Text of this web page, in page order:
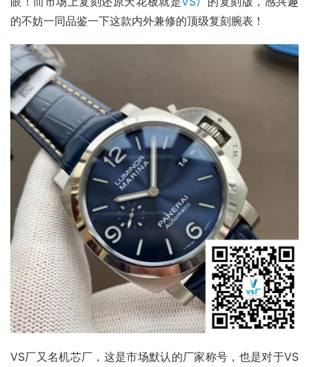
的不妨一同品鉴一下这款内外兼修的顶级复刻腕表！
VS厂又名机芯厂，这是市场默认的厂家称号，也是对于VS